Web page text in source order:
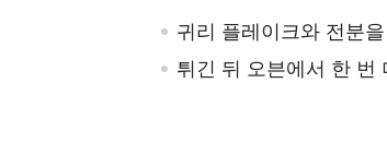
귀리 플레이크와 전분
튀긴 뒤 오븐에서 한 번